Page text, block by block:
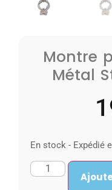
Montre
Métal
En stock - Expédié